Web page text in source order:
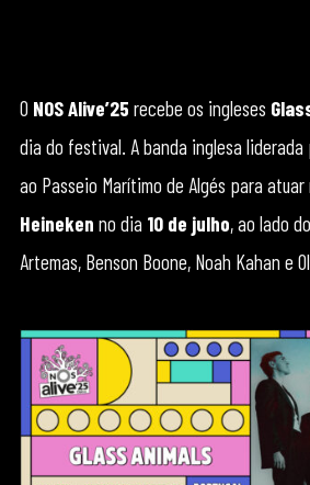
O NOS Alive’25 recebe os ingleses
dia do festival. A banda inglesa liderada
ao Passeio Marítimo de Algés para atuar
Heineken no dia 10 de julho, ao lado
Artemas, Benson Boone, Noah Kahan e